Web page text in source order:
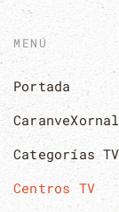
MENÚ
Portada
CaranveXornal
Categorías TV
Centros TV